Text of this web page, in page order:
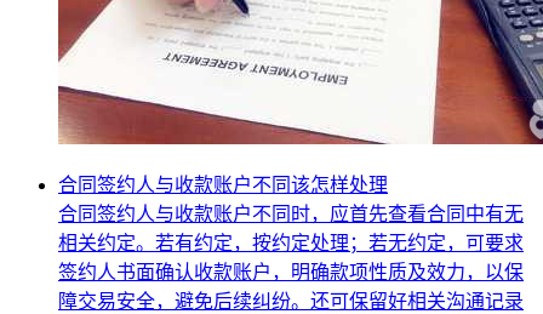
合同签约人与收款账户不同该怎样处理
合同签约人与收款账户不同时，应首先查看合同中有无
相关约定。若有约定，按约定处理；若无约定，可要求
签约人书面确认收款账户，明确款项性质及效力，以保
障交易安全，避免后续纠纷。还可保留好相关沟通记录